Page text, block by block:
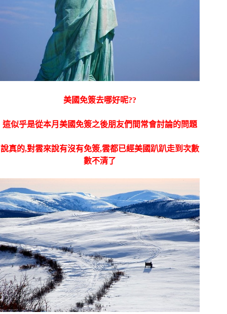
美國免簽去哪好呢??
這似乎是從本月美國免簽之後朋友們間常會討論的問題
說真的,對雲來說有沒有免簽,雲都已經美國趴趴走到次數
數不清了